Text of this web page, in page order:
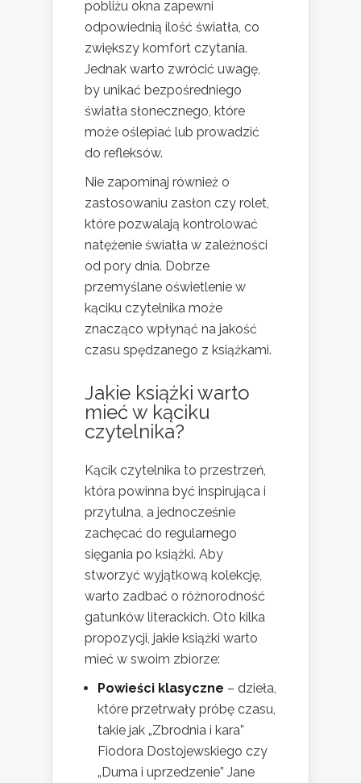
pobliżu okna zapewni
odpowiednią ilość światła, co
zwiększy komfort czytania.
Jednak warto zwrócić uwagę,
by unikać bezpośredniego
światła słonecznego, które
może oślepiać lub prowadzić
do refleksów.
Nie zapominaj również o
zastosowaniu zasłon czy rolet,
które pozwalają kontrolować
natężenie światła w zależności
od pory dnia. Dobrze
przemyślane oświetlenie w
kąciku czytelnika może
znacząco wpłynąć na jakość
czasu spędzanego z książkami.
Jakie książki warto
mieć w kąciku
czytelnika?
Kącik czytelnika to przestrzeń,
która powinna być inspirująca i
przytulna, a jednocześnie
zachęcać do regularnego
sięgania po książki. Aby
stworzyć wyjątkową kolekcję,
warto zadbać o różnorodność
gatunków literackich. Oto kilka
propozycji, jakie książki warto
mieć w swoim zbiorze:
Powieści klasyczne – dzieła,
które przetrwały próbę czasu,
takie jak „Zbrodnia i kara”
Fiodora Dostojewskiego czy
„Duma i uprzedzenie” Jane